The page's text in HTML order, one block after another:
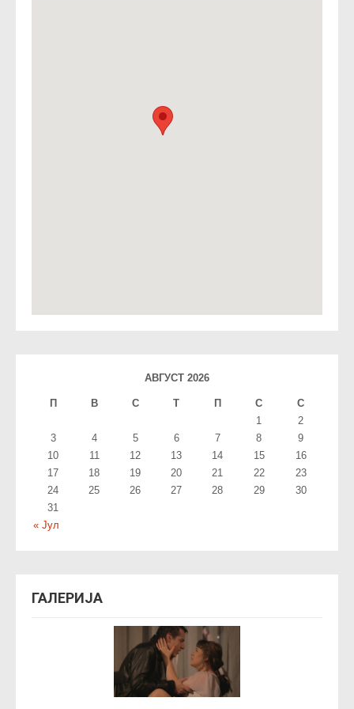
АВГУСТ 2026
П В С T П С С
« Јул
1
2
3
4 5 6 7 8
9
10
11 12 13 14 15
16
17
18 19 20 21 22
23
24
25 26 27 28 29
30
31
ГАЛЕРИЈА